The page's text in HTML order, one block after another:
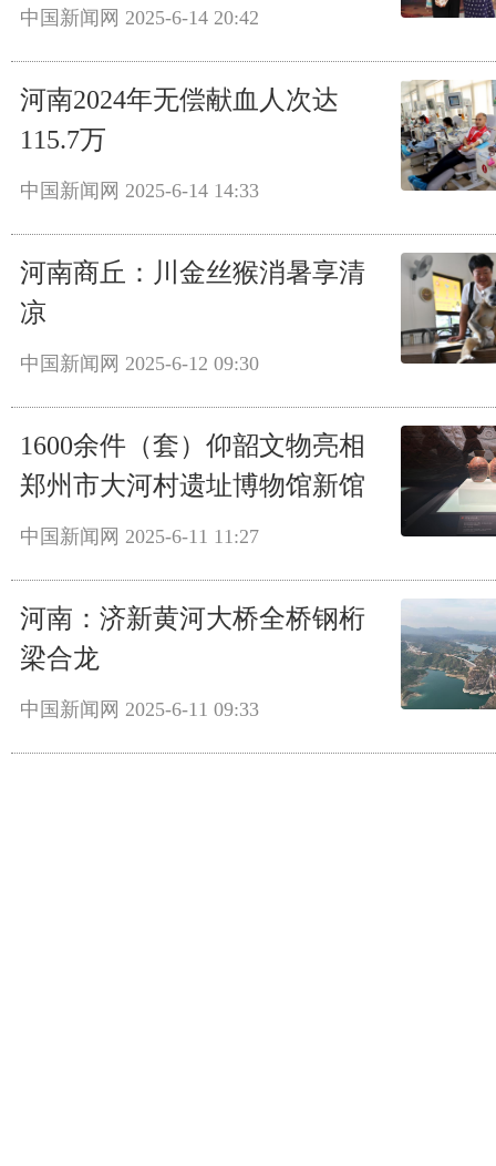
中国新闻网 2025-6-14 20:42
河南2024年无偿献血人次达
115.7万
中国新闻网 2025-6-14 14:33
河南商丘：川金丝猴消暑享清
凉
中国新闻网 2025-6-12 09:30
1600余件（套）仰韶文物亮相
郑州市大河村遗址博物馆新馆
中国新闻网 2025-6-11 11:27
河南：济新黄河大桥全桥钢桁
梁合龙
中国新闻网 2025-6-11 09:33